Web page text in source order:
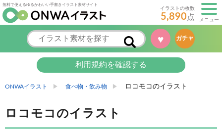
無料で使えるゆるかわいい手書きイラスト素材サイト
イラストの枚数
5,890点 メニュー
♥ ガチャ
利用規約を確認する
ONWAイラスト 食べ物・飲み物 ロコモコのイラスト
ロコモコのイラスト